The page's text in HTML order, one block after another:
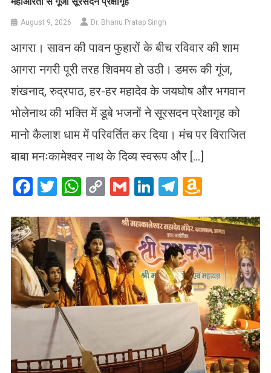
August 9, 2026 Dr. Bhanu Pratap Singh
आगरा। सावन की पावन फुहारों के बीच रविवार की शाम
आगरा नगरी पूरी तरह शिवमय हो उठी। डमरू की गूंज,
शंखनाद, रुद्रपाठ, हर-हर महादेव के जयघोष और भगवान
भोलेनाथ की भक्ति में डूबे भजनों ने सूरसदन प्रेक्षागृह को
मानो कैलाश धाम में परिवर्तित कर दिया। मंच पर विराजित
बाबा मनःकामेश्वर नाथ के दिव्य स्वरूप और […]
Facebook
Twitter
WhatsApp
CopyGmailLinkedIn
Telegram
List